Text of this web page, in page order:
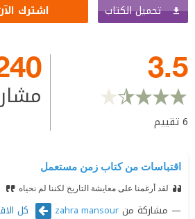
تحميل الكتاب اشترك
3.5
6تقييم
اقتباسات من كتاب زمن مستعمل
لقد أرغمنا على معايشة التاريخ لكننا لم نحياه
مشاركة من zahra mansour كل